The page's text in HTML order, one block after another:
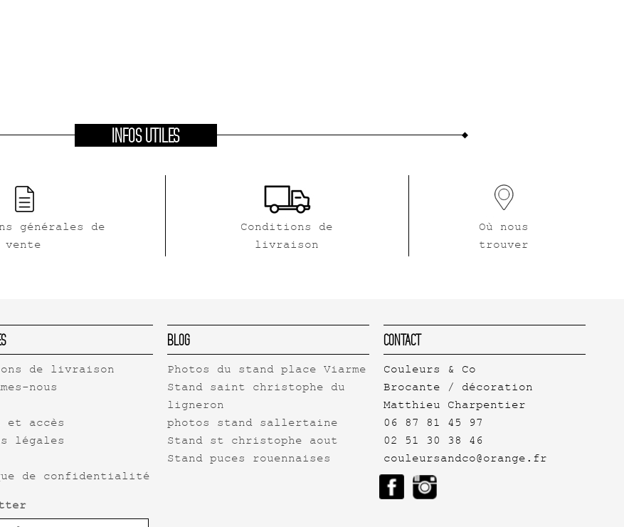
INFOS UTILES
générales de
vente
Conditions de
livraison
Où nous
trouver
de livraison
nous
et accès
légales
de confidentialité
Blog
Photos du stand place Viarme
Stand saint christophe du
ligneron
photos stand sallertaine
Stand st christophe aout
Stand puces rouennaises
Contact
Couleurs & Co
Brocante / décoration
Matthieu Charpentier
06 87 81 45 97
02 51 30 38 46
couleursandco@orange.fr